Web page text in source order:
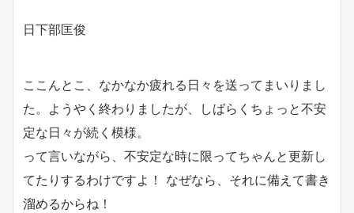
日下部匡俊
ここんとこ、なかなか疲れる日々を送ってまいりまし
た。ようやく終わりましたが、しばらくちょっと不安
定な日々が続く模様。
って言いながら、不安定な時に限ってちゃんと更新し
てたりするわけですよ！ なぜなら、それに備えて書き
溜めるからね！